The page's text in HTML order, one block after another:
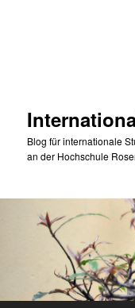
Blog für internationale
an der Hochschule